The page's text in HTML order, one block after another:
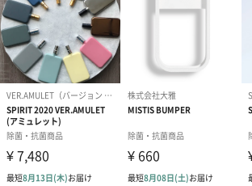
100%植物由来の食品素材で、お口に入っても
安全・無害です。
（レモン果汁と同じくらいの酸性です。お肌に
リとした刺激を感じる場合があります。）
毒性物質や、毒ガスを発生しません。密閉され
使用できます。塩素成分・アルコールを含まな
く、繊維や樹脂の劣化・脱色の心配がありま
（液性は酸性なので塩素系溶剤と併用しない